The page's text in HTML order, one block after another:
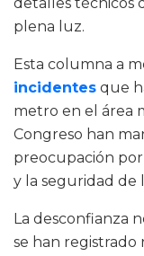
plena luz.
Esta columna a
incidentes que
metro en el área
Congreso han
preocupación
y la seguridad de
La desconfianza
se han registrado